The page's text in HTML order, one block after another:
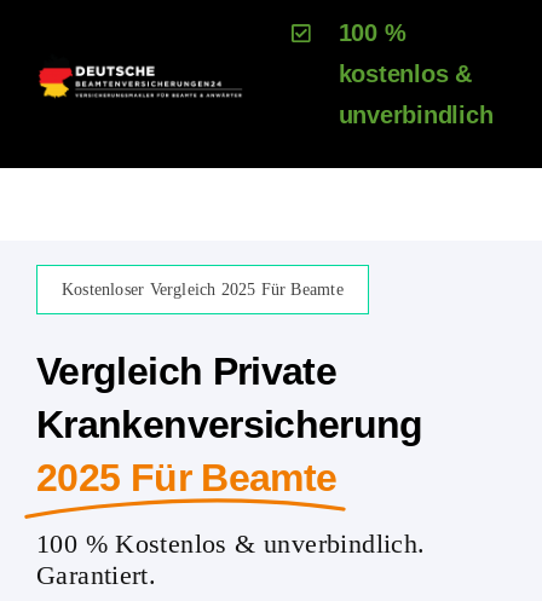
springen
100 %
kostenlos &
unverbindlich
Kostenloser Vergleich 2025 Für Beamte
Vergleich Private
Krankenversicherung
2025 Für Beamte
100 % Kostenlos & unverbindlich.
Garantiert.